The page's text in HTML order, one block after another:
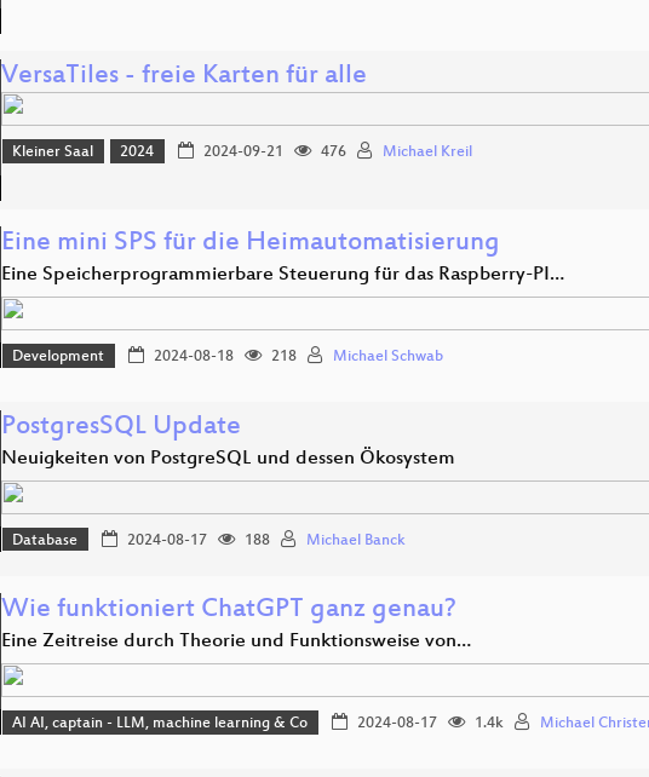
VersaTiles - freie Karten für alle
Kleiner Saal 2024 2024-09-21 476 Michael Kreil
Eine mini SPS für die Heimautomatisierung
Eine Speicherprogrammierbare Steuerung für das Raspberry-PI…
Development 2024-08-18 218 Michael Schwab
PostgresSQL Update
Neuigkeiten von PostgreSQL und dessen Ökosystem
Database 2024-08-17 188 Michael Banck
Wie funktioniert ChatGPT ganz genau?
Eine Zeitreise durch Theorie und Funktionsweise von…
AI AI, captain - LLM, machine learning & Co 2024-08-17 1.4k Michael